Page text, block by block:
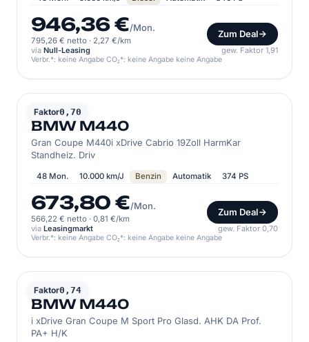
946,36 €/Mon.
795,26 € netto · 2,27 €/km
Zum Deal
via Null-Leasing gew. Faktor 1,91
Verbr.*: keine Angabe CO₂*: keine Angabe keine Angabe
Faktor0,70
BMW
BMW M440
Gran Coupe M440i xDrive Cabrio 19Zoll HarmKar
Standheiz. Driv
48 Mon. 10.000 km/J Benzin Automatik 374 PS
673,80 €/Mon.
566,22 € netto · 0,81 €/km
Zum Deal
via Leasingmarkt gew. Faktor 0,70
Verbr.*: keine Angabe CO₂*: keine Angabe keine Angabe
Faktor0,74
BMW
BMW M440
i xDrive Gran Coupe M Sport Pro Glasd. AHK DA Prof.
PA+ H/K